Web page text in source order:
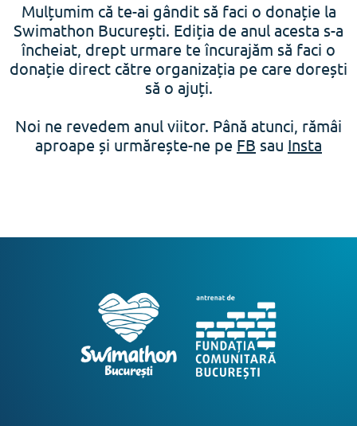
Mulțumim că te-ai gândit să faci o donație la
Swimathon București. Ediția de anul acesta s-a
încheiat, drept urmare te încurajăm să faci o
donație direct către organizația pe care dorești
să o ajuți.
Noi ne revedem anul viitor. Până atunci, rămâi
aproape și urmărește-ne pe FB sau Insta